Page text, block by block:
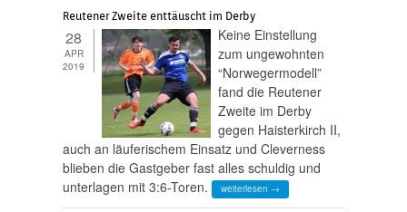
Reutener Zweite enttäuscht im Derby
28
APR
2019
Keine Einstellung
zum ungewohnten
“Norwegermodell”
fand die Reutener
Zweite im Derby
gegen Haisterkirch II,
auch an läuferischem Einsatz und Cleverness
blieben die Gastgeber fast alles schuldig und
unterlagen mit 3:6-Toren.
weiterlesen →